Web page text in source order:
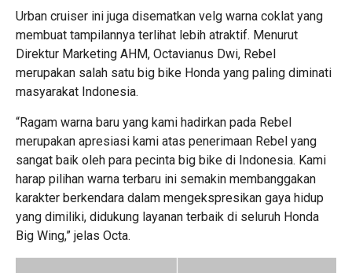
Urban cruiser ini juga disematkan velg warna coklat yang
membuat tampilannya terlihat lebih atraktif. Menurut
Direktur Marketing AHM, Octavianus Dwi, Rebel
merupakan salah satu big bike Honda yang paling diminati
masyarakat Indonesia.
“Ragam warna baru yang kami hadirkan pada Rebel
merupakan apresiasi kami atas penerimaan Rebel yang
sangat baik oleh para pecinta big bike di Indonesia. Kami
harap pilihan warna terbaru ini semakin membanggakan
karakter berkendara dalam mengekspresikan gaya hidup
yang dimiliki, didukung layanan terbaik di seluruh Honda
Big Wing,” jelas Octa.